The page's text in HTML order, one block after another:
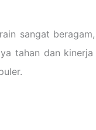
sangat
tahan dan